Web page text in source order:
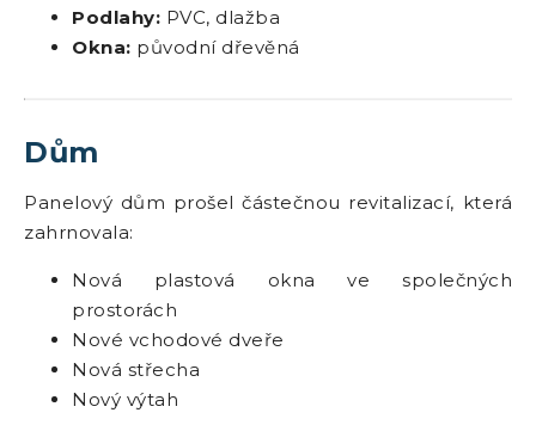
Podlahy: PVC, dlažba
Okna: původní dřevěná
Dům
Panelový dům prošel částečnou revitalizací, která
zahrnovala:
Nová plastová okna ve společných
prostorách
Nové vchodové dveře
Nová střecha
Nový výtah